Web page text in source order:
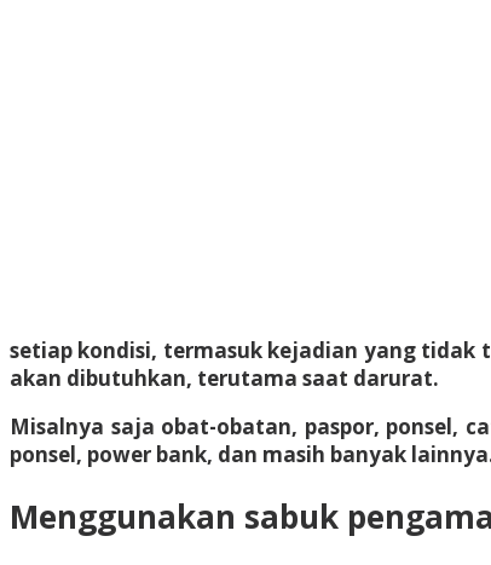
setiap kondisi, termasuk kejadian yang tidak
akan dibutuhkan, terutama saat darurat.
Misalnya saja obat-obatan, paspor, ponsel,
ponsel, power bank, dan masih banyak
Menggunakan sabuk